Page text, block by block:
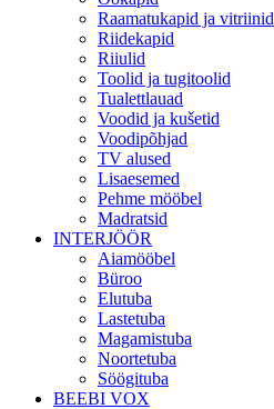
Raamatukapid ja vitriinid
Riidekapid
Riiulid
Toolid ja tugitoolid
Tualettlauad
Voodid ja kušetid
Voodipõhjad
TV alused
Lisaesemed
Pehme mööbel
Madratsid
INTERJÖÖR
Aiamööbel
Büroo
Elutuba
Lastetuba
Magamistuba
Noortetuba
Söögituba
BEEBI VOX